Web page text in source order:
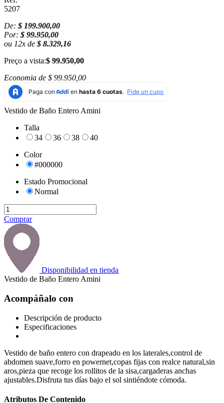
5207
De: $ 199.900,00
Por: $ 99.950,00
ou 12x de $ 8.329,16
Preço a vista:$ 99.950,00
Economia de $ 99.950,00
Vestido de Baño Entero Amini
Talla
34
36 38
40
Color
#000000
Estado Promocional
Normal
Comprar
Disponibilidad en tienda
Vestido de Baño Entero Amini
Acompáñalo con
Descripción de producto
Especificaciones
Vestido de baño entero con drapeado en los laterales,control de
abdomen suave,forro en powernet,copas fijas con realce natural,sin
aros,pieza que recoge los rollitos de la sisa,cargaderas anchas
ajustables.Disfruta tus días bajo el sol sintiéndote cómoda.
Atributos De Contenido